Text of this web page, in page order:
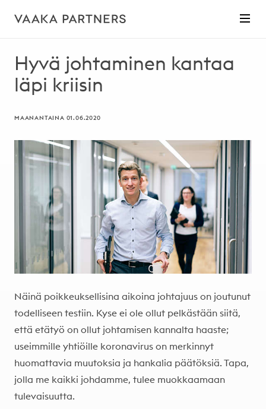
Hyvä johtaminen kantaa
läpi kriisin
MAANANTAINA 01.06.2020
Näinä poikkeuksellisina aikoina johtajuus on joutunut
todelliseen testiin. Kyse ei ole ollut pelkästään siitä,
että etätyö on ollut johtamisen kannalta haaste;
useimmille yhtiöille koronavirus on merkinnyt
huomattavia muutoksia ja hankalia päätöksiä. Tapa,
jolla me kaikki johdamme, tulee muokkaamaan
tulevaisuutta.